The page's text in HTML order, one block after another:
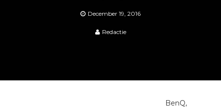
December 19, 2016
Redactie
BenQ,